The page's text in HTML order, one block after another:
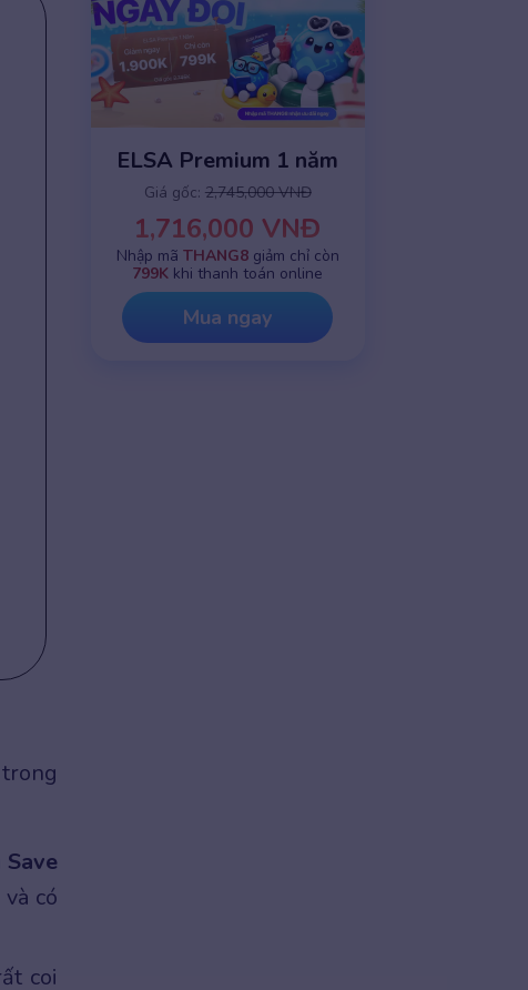
Save
có
coi
ELSA Premium 1 năm
Giá gốc: 2,745,000 VNĐ
1,716,000 VNĐ
Nhập mã THANG8giảm chỉ còn
799K khi thanh toán online
Mua ngay